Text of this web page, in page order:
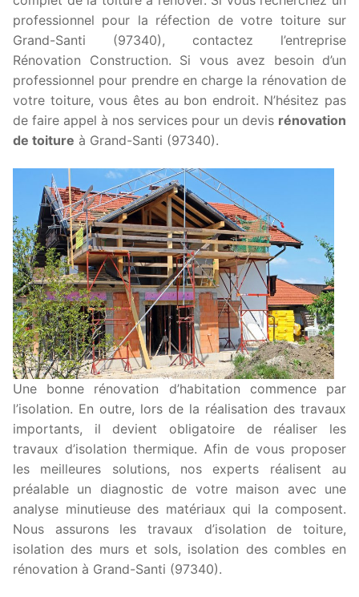
professionnel pour la réfection de votre toiture sur
Grand-Santi (97340), contactez l’entreprise
Rénovation Construction. Si vous avez besoin d’un
professionnel pour prendre en charge la rénovation de
votre toiture, vous êtes au bon endroit. N’hésitez pas
de faire appel à nos services pour un devis rénovation
de toiture à Grand-Santi (97340).
Une bonne rénovation d’habitation commence par
l’isolation. En outre, lors de la réalisation des travaux
importants, il devient obligatoire de réaliser les
travaux d’isolation thermique. Afin de vous proposer
les meilleures solutions, nos experts réalisent au
préalable un diagnostic de votre maison avec une
analyse minutieuse des matériaux qui la composent.
Nous assurons les travaux d’isolation de toiture,
isolation des murs et sols, isolation des combles en
rénovation à Grand-Santi (97340).